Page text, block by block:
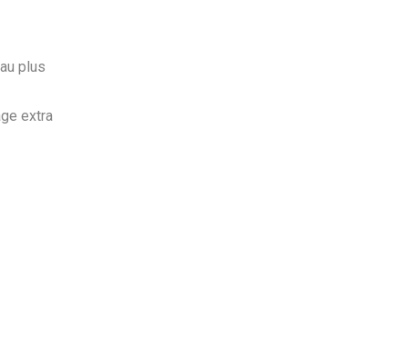
plus
extra